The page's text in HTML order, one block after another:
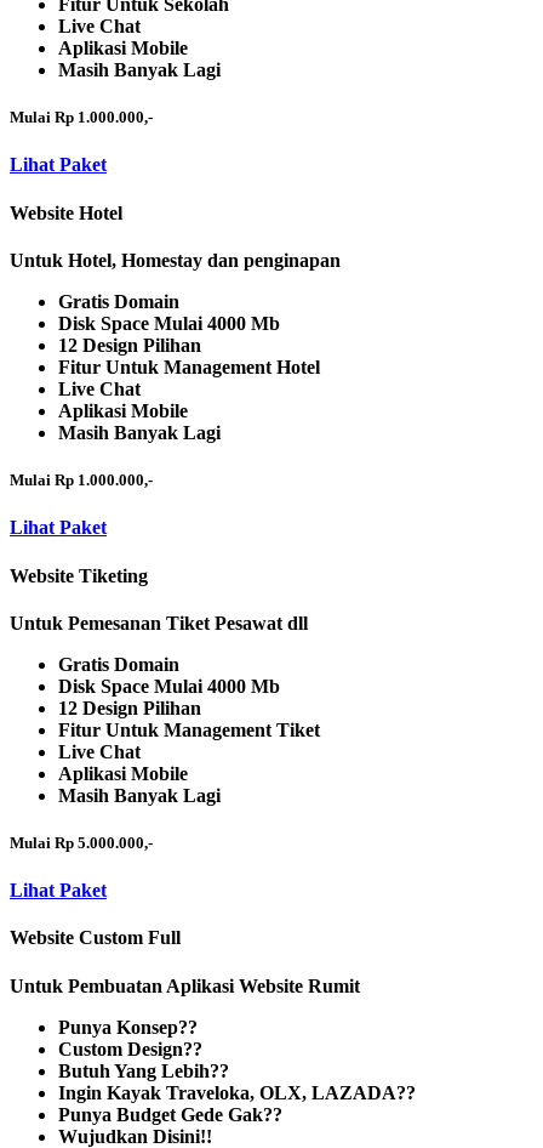
Fitur Untuk Sekolah
Live Chat
Aplikasi Mobile
Masih Banyak Lagi
Mulai Rp 1.000.000,-
Lihat Paket
Website Hotel
Untuk Hotel, Homestay dan penginapan
Gratis Domain
Disk Space Mulai 4000 Mb
12 Design Pilihan
Fitur Untuk Management Hotel
Live Chat
Aplikasi Mobile
Masih Banyak Lagi
Mulai Rp 1.000.000,-
Lihat Paket
Website Tiketing
Untuk Pemesanan Tiket Pesawat dll
Gratis Domain
Disk Space Mulai 4000 Mb
12 Design Pilihan
Fitur Untuk Management Tiket
Live Chat
Aplikasi Mobile
Masih Banyak Lagi
Mulai Rp 5.000.000,-
Lihat Paket
Website Custom Full
Untuk Pembuatan Aplikasi Website Rumit
Punya Konsep??
Custom Design??
Butuh Yang Lebih??
Ingin Kayak Traveloka, OLX, LAZADA??
Punya Budget Gede Gak??
Wujudkan Disini!!